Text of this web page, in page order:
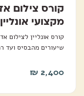
קורס צילום
מקצועי אונליין
שיעורים מהבסיס ועד
2,400
₪